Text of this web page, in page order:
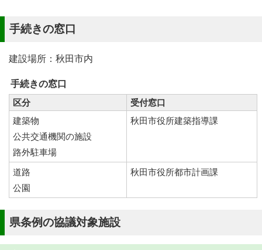
手続きの窓口
建設場所：秋田市内
手続きの窓口
区分
受付窓口
建築物
公共交通機関の施設
路外駐車場
秋田市役所建築指導課
道路
公園
秋田市役所都市計画課
県条例の協議対象施設